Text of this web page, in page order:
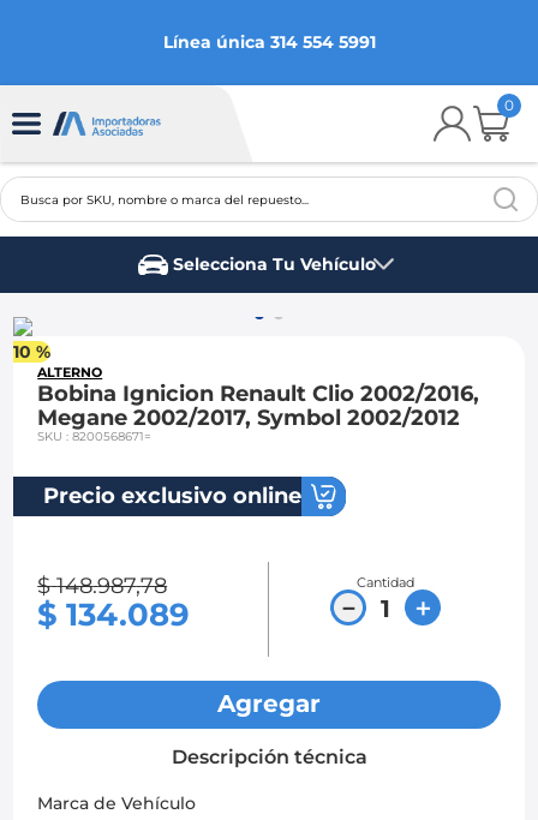
Línea única 314 554 5991
0
Busca por SKU, nombre o marca del repuesto...
Selecciona Tu Vehículo
10 %
ALTERNO
Bobina Ignicion Renault Clio 2002/2016,
Megane 2002/2017, Symbol 2002/2012
SKU:8200568671=
Precio exclusivo online
$ 148.987,78
$ 134.089
Cantidad
＋
－
Agregar
Descripción técnica
Marca de Vehículo
2
3.
spark gt
ford fiesta
mazda 3
chevrolet spark gt
chevrolet sail